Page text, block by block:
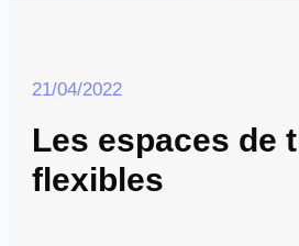
21/04/2022
Les espaces de
flexibles